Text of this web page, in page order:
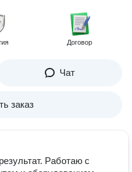
Договор
Чат
заказ
Работаю с